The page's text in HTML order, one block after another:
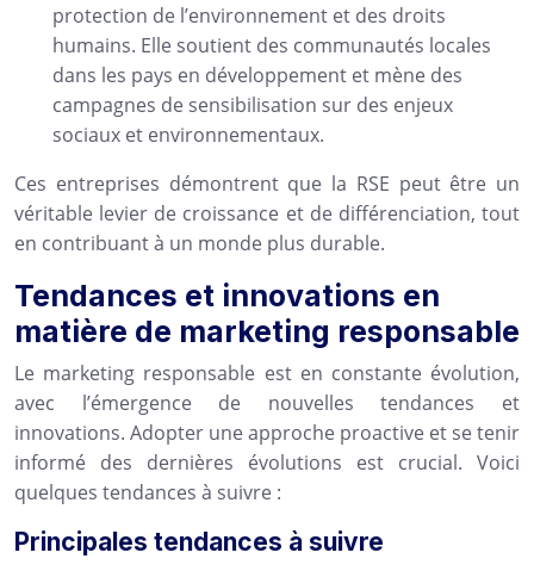
protection de l’environnement et des droits
humains. Elle soutient des communautés locales
dans les pays en développement et mène des
campagnes de sensibilisation sur des enjeux
sociaux et environnementaux.
Ces entreprises démontrent que la RSE peut être un
véritable levier de croissance et de différenciation, tout
en contribuant à un monde plus durable.
Tendances et innovations en
matière de marketing responsable
Le marketing responsable est en constante évolution,
avec l’émergence de nouvelles tendances et
innovations. Adopter une approche proactive et se tenir
informé des dernières évolutions est crucial. Voici
quelques tendances à suivre :
Principales tendances à suivre